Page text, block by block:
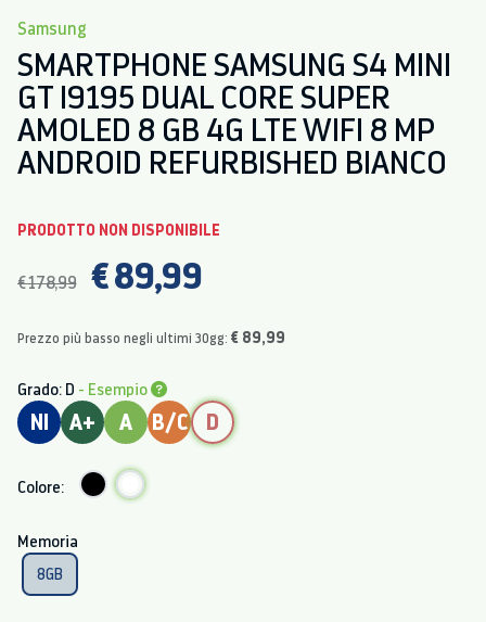
Samsung
SMARTPHONE SAMSUNG S4 MINI
GT I9195 DUAL CORE SUPER
AMOLED 8 GB 4G LTE WIFI 8 MP
ANDROID REFURBISHED BIANCO
PRODOTTO NON DISPONIBILE
€ 178,99 € 89,99
Prezzo più basso negli ultimi 30gg: € 89,99
Grado: D - Esempio
NI A+ A B/C D
Colore:
Memoria
8GB